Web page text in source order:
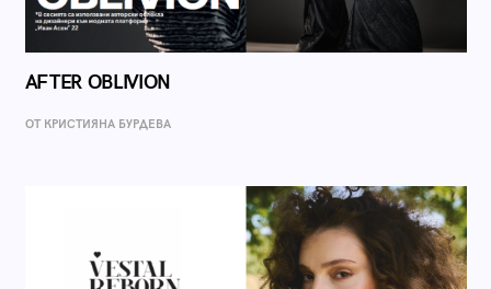
AFTER OBLIVION
ОТ КРИСТИЯНА БУРДЕВА